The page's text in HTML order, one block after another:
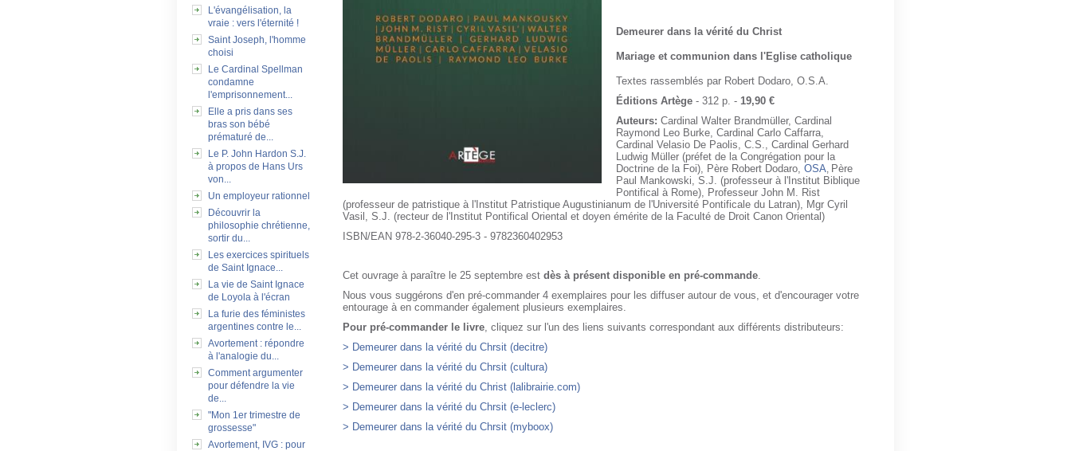
L'évangélisation, la
vraie : vers l'éternité !
Saint Joseph, l'homme
choisi
Le Cardinal Spellman
condamne
l'emprisonnement...
Elle a pris dans ses
bras son bébé
prématuré de...
Le P. John Hardon S.J.
à propos de Hans Urs
von...
Un employeur rationnel
Découvrir la
philosophie chrétienne,
sortir du...
Les exercices spirituels
de Saint Ignace...
La vie de Saint Ignace
de Loyola à l'écran
La furie des féministes
argentines contre le...
Avortement : répondre
à l'analogie du...
Comment argumenter
pour défendre la vie
de...
"Mon 1er trimestre de
grossesse"
Avortement, IVG : pour
Demeurer dans la vérité du Christ
Mariage et communion dans l'Eglise catholique
Textes rassemblés par Robert Dodaro, O.S.A.
Éditions Artège - 312 p. - 19,90 €
Auteurs:Cardinal Walter Brandmüller,Cardinal
Raymond Leo Burke,Cardinal Carlo Caffarra,
Cardinal Velasio De Paolis, C.S.,Cardinal Gerhard
Ludwig Müller (préfet de la Congrégation pour la
Doctrine de la Foi), Père Robert Dodaro,OSA, Père
Paul Mankowski, S.J. (professeur à l'Institut Biblique
Pontifical à Rome),
Professeur John M. Rist
(professeur de patristique à l'Institut Patristique Augustinianum de l'Université Pontificale du Latran),
Mgr Cyril
Vasil, S.J. (recteur de l'Institut Pontifical Oriental et doyen émérite de la Faculté de Droit Canon Oriental)
ISBN/EAN 978-2-36040-295-3 - 9782360402953
Cet ouvrage à paraître le 25 septembre est dès à présent disponible en pré-commande
Nous vous suggérons d'en pré-commander 4 exemplaires pour les diffuser autour de vous, et d'encourager votre
entourage à en commander également plusieurs exemplaires.
Pour pré-commander le livre , cliquez sur l'un des liens suivants correspondant aux différents distributeurs:
> Demeurer dans la vérité du Chrsit (decitre)
> Demeurer dans la vérité du Chrsit (cultura)
> Demeurer dans la vérité du Christ (lalibrairie.com)
> Demeurer dans la vérité du Chrsit (e-leclerc)
> Demeurer dans la vérité du Chrsit (myboox)